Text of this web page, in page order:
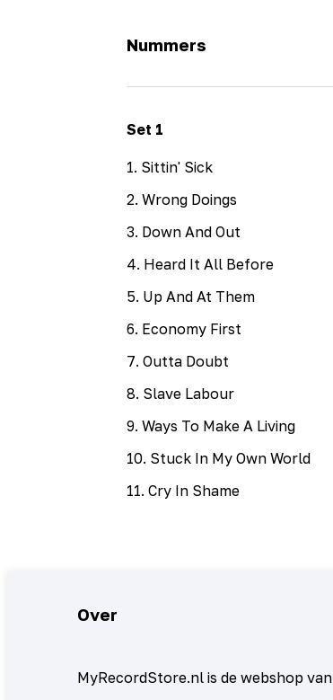
Nummers
Set 1
1. Sittin' Sick
2. Wrong Doings
3. Down And Out
4. Heard It All Before
5. Up And At Them
6. Economy First
7. Outta Doubt
8. Slave Labour
9. Ways To Make A Living
10. Stuck In My Own World
11. Cry In Shame
Over
MyRecordStore.nl is de webshop van